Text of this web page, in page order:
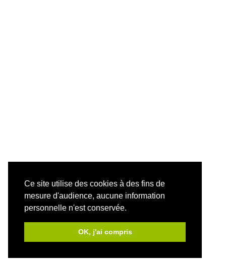
Ce site utilise des cookies à des fins de
mesure d'audience, aucune information
personnelle n'est conservée.
OK, j'ai compris